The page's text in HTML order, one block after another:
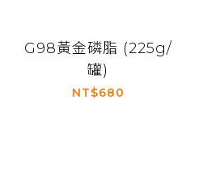
G98黃金磷脂 (225g/
罐)
NT$680